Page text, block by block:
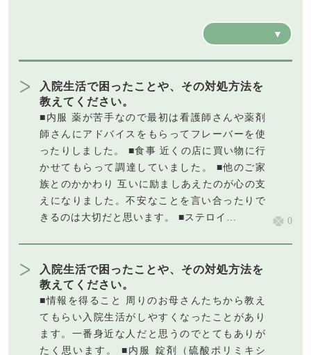
入院生活で困ったことや、その対処方法を
教えてください。
■内服 薬が苦手なので最初は看護師さんや薬剤
師さんにアドバイスをもらってフレーバーを使
ったりしました。 ■食事 近くの店に買い物に行
かせてもらって調達していました。 ■他のご家
族とのかかわり 互いに励ましあえたのが心の支
えになりました。不安なことを言い合ったりで
きるのは大切だと思います。 ■ステロイ…
0
入院生活で困ったことや、その対処方法を
教えてください。
■情報を得ること 周りのお母さんたちから教え
てもらい入院生活がしやすくなったことがあり
ます。一番身近な人だと思うのでとてもありが
たく思います。 ■内服 錠剤（硫酸ポリミキシ